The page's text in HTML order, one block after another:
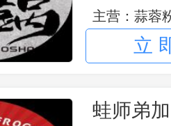
主营：蒜蓉
馋嘴牛蛙砂
立
蛙师弟